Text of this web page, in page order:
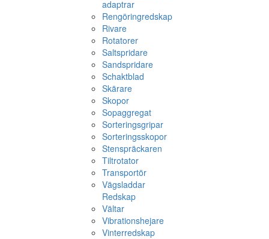
adaptrar
Rengöringredskap
Rivare
Rotatorer
Saltspridare
Sandspridare
Schaktblad
Skärare
Skopor
Sopaggregat
Sorteringsgripar
Sorteringsskopor
Stenspräckaren
Tiltrotator
Transportör
Vägsladdar
Redskap
Vältar
Vibrationshejare
Vinterredskap